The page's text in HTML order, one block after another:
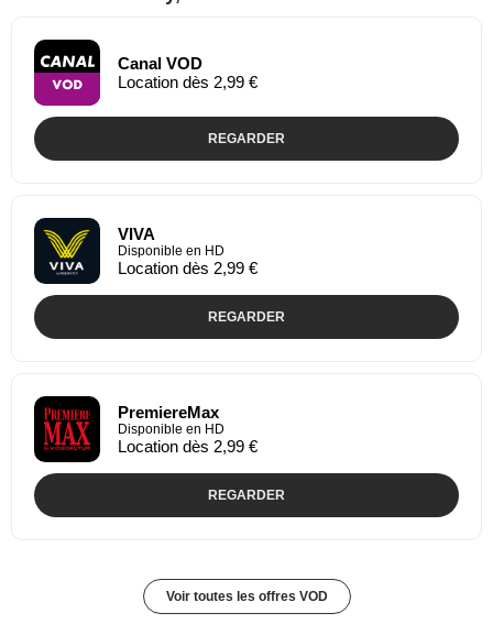
Canal VOD
Location dès 2,99 €
REGARDER
VIVA
Disponible en HD
Location dès 2,99 €
REGARDER
PremiereMax
Disponible en HD
Location dès 2,99 €
REGARDER
Voir toutes les offres VOD